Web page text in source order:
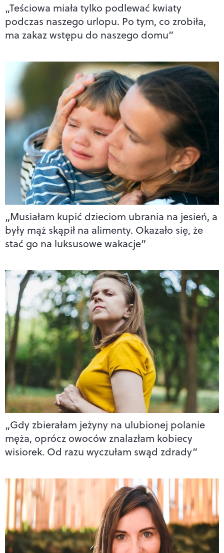
„Teściowa miała tylko podlewać kwiaty
podczas naszego urlopu. Po tym, co zrobiła,
ma zakaz wstępu do naszego domu”
„Musiałam kupić dzieciom ubrania na jesień, a
były mąż skąpił na alimenty. Okazało się, że
stać go na luksusowe wakacje”
„Gdy zbierałam jeżyny na ulubionej polanie
męża, oprócz owoców znalazłam kobiecy
wisiorek. Od razu wyczułam swąd zdrady”